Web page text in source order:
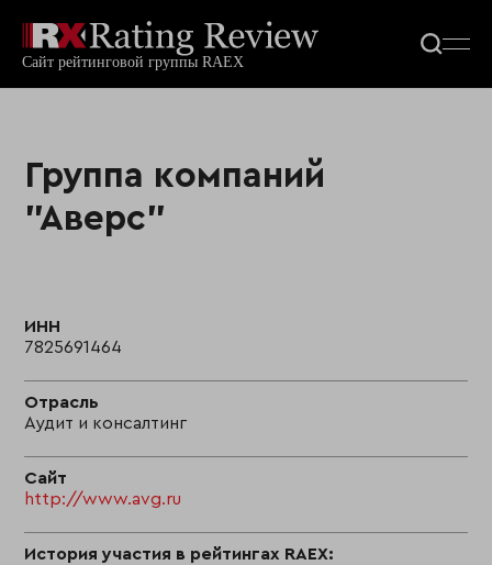
Группа компаний
"Аверс"
ИНН
7825691464
Отрасль
Аудит и консалтинг
Сайт
http://www.avg.ru
История участия в рейтингах RAEX: